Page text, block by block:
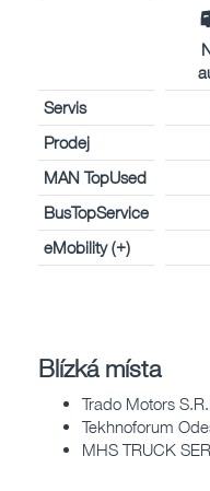
Servis
Prodej
MAN TopUsed
BusTopService
eMobility (+)
Blízká místa
Trado Motors
Tekhnoforum
MHS TRUCK